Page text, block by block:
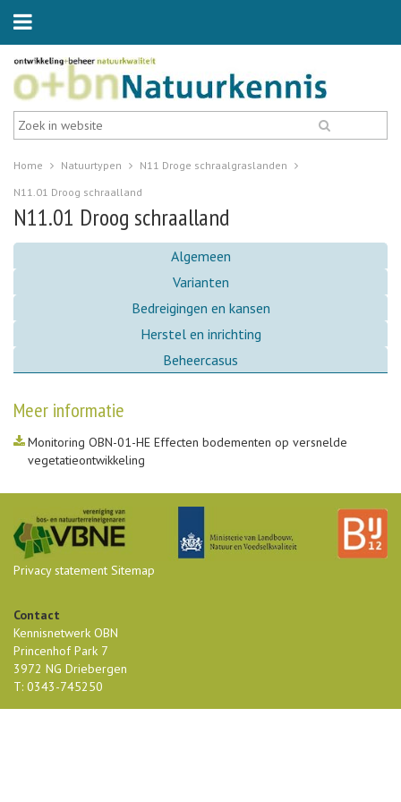
Home Natuurtypen
N11 Droge schraalgraslanden
N11.01 Droog schraalland
N11.01 Droog schraalland
Algemeen
Varianten
Bedreigingen en kansen
Herstel en inrichting
Beheercasus
Meer informatie
Monitoring OBN-01-HE Effecten bodementen op versnelde
vegetatieontwikkeling
Privacy statement Sitemap
Contact
Kennisnetwerk OBN
Princenhof Park 7
3972 NG Driebergen
T: 0343-745250